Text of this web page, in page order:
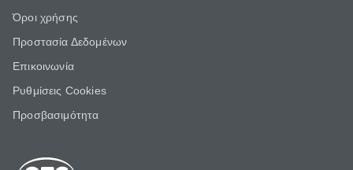
Όροι χρήσης
Προστασία Δεδομένων
Επικοινωνία
Ρυθμίσεις Cookies
Προσβασιμότητα